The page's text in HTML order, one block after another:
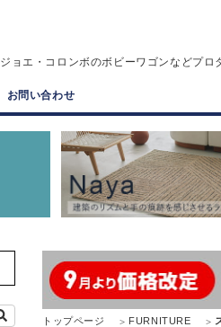
ジョエ・コロンボのボビーワゴンなどプ
お問い合わせ
トップページ FURNITURE